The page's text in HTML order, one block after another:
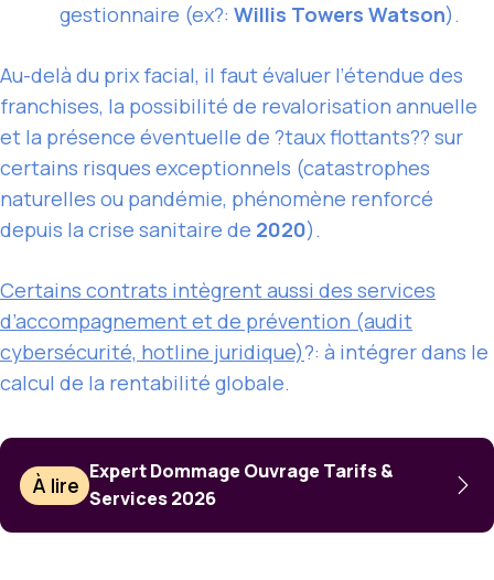
gestionnaire (ex?: Willis Towers Watson).
Au-delà du prix facial, il faut évaluer l’étendue des
franchises, la possibilité de revalorisation annuelle
et la présence éventuelle de ?taux flottants?? sur
certains risques exceptionnels (catastrophes
naturelles ou pandémie, phénomène renforcé
depuis la crise sanitaire de 2020).
Certains contrats intègrent aussi des services
d’accompagnement et de prévention (audit
cybersécurité, hotline juridique)?: à intégrer dans le
calcul de la rentabilité globale.
À lire
Expert Dommage Ouvrage Tarifs &
Services 2026